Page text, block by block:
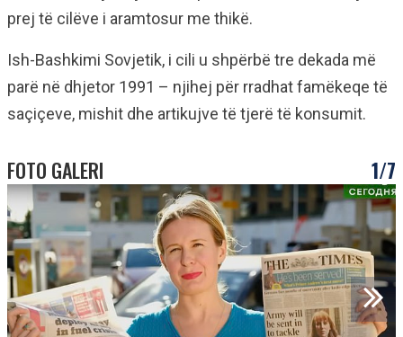
prej të cilëve i aramtosur me thikë.
Ish-Bashkimi Sovjetik, i cili u shpërbë tre dekada më
parë në dhjetor 1991 – njihej për rradhat famëkeqe të
saçiçeve, mishit dhe artikujve të tjerë të konsumit.
FOTO GALERI 1/7